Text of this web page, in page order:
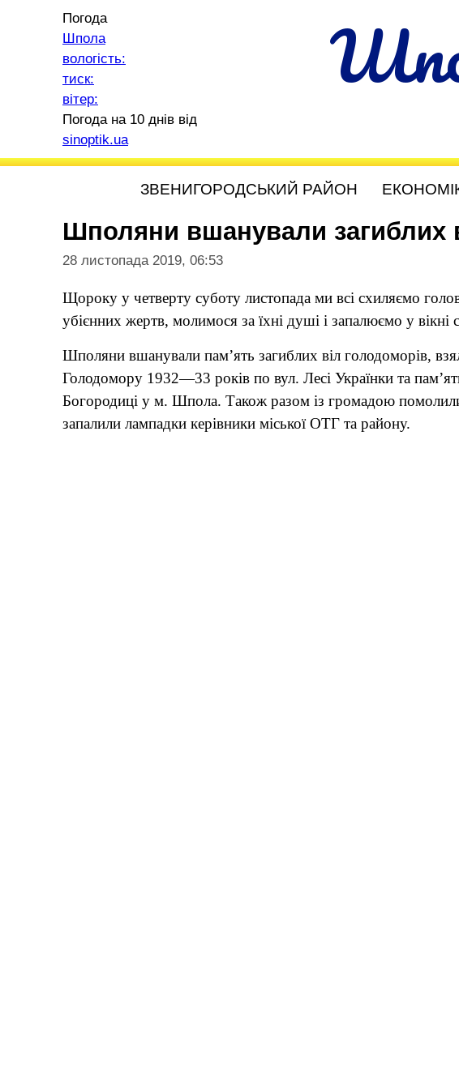
Погода
Шпола
вологість:
тиск:
вітер:
Погода на 10 днів від
sinoptik.ua
ЗВЕНИГОРОДСЬКИЙ РАЙОН
Шполяни вшанували загиблих
28 листопада 2019, 06:53
Щороку у четверту суботу листопада ми всі схиляємо
убієнних жертв, молимося за їхні душі і запалюємо у вікні
Шполяни вшанували пам’ять загиблих віл голодоморів,
Голодомору 1932—33 років по вул. Лесі Українки та
Богородиці у м. Шпола. Також разом із громадою
запалили лампадки керівники міської ОТГ та району.